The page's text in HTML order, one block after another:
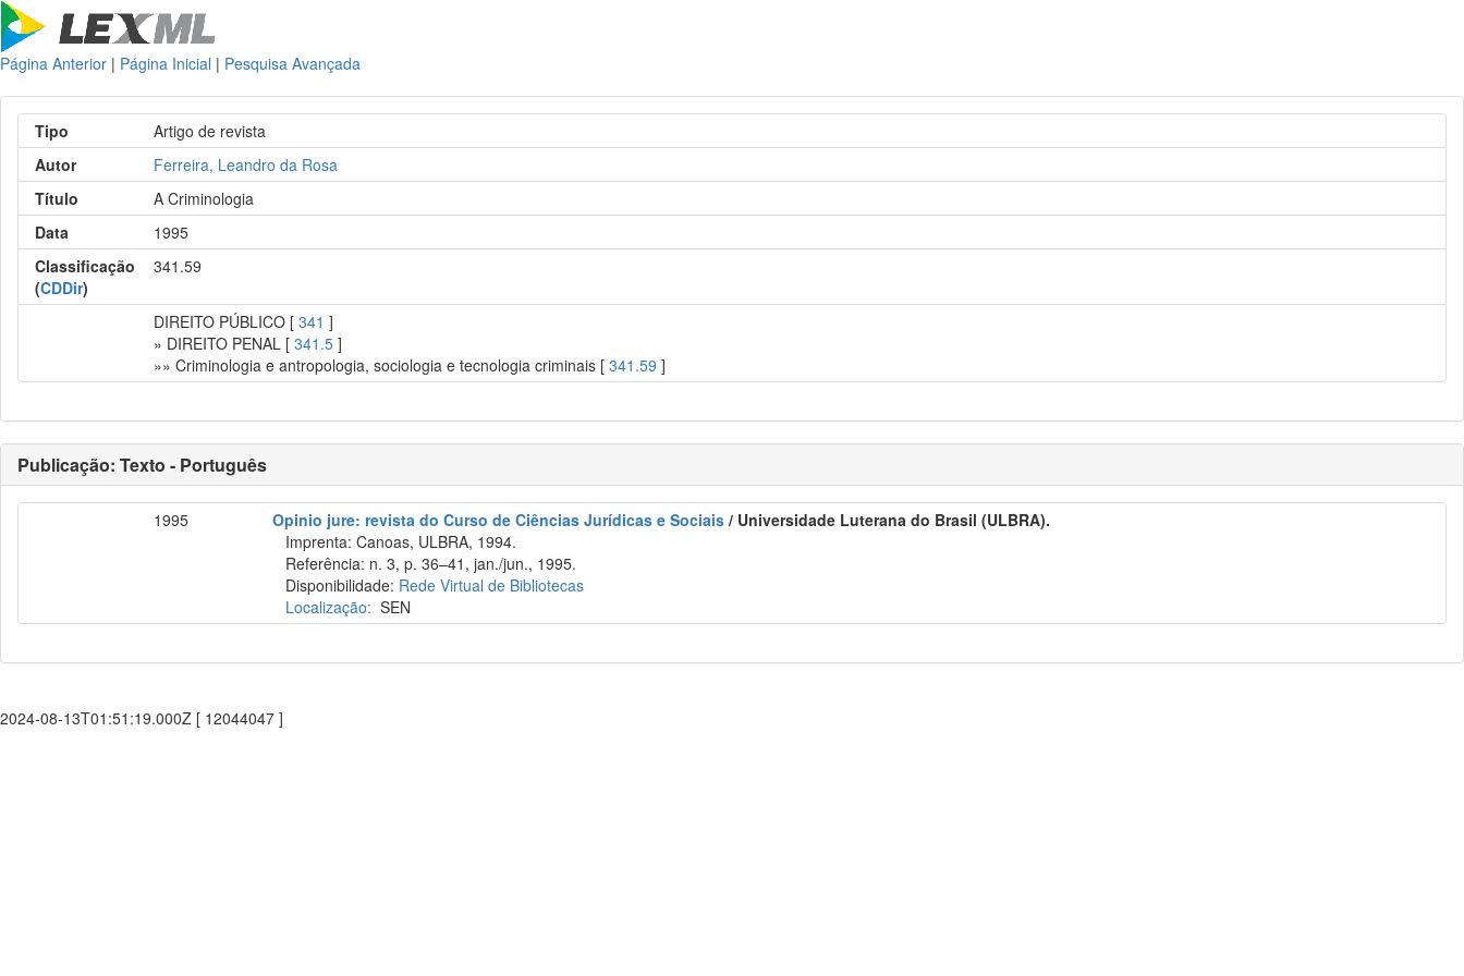
Página Anterior | Página Inicial | Pesquisa Avançada
Tipo
Artigo de revista
Autor
Ferreira, Leandro da Rosa
Título
A Criminologia
Data
1995
Classificação
(CDDir)
341.59
DIREITO PÚBLICO [341 ]
» DIREITO PENAL [341.5 ]
»» Criminologia e antropologia, sociologia e tecnologia criminais [341.59 ]
Publicação: Texto - Português
1995 Opinio jure: revista do Curso de Ciências Jurídicas e Sociais / Universidade Luterana do Brasil (ULBRA).
Imprenta: Canoas, ULBRA, 1994.
Referência: n. 3, p. 36–41, jan./jun., 1995.
Disponibilidade: Rede Virtual de Bibliotecas
Localização: SEN
2024-08-13T01:51:19.000Z [ 12044047 ]